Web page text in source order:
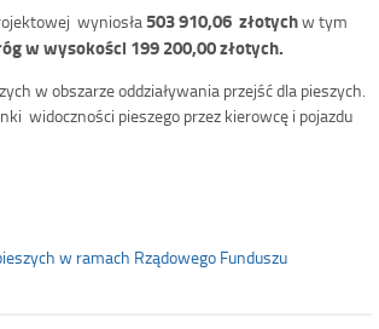
wyniosła503 910,06 złotychw tym
w wysokości 199 200,00 złotych.
w obszarze oddziaływania przejść dla pieszych.
widoczności pieszego przez kierowcę i pojazdu
w ramach Rządowego Funduszu